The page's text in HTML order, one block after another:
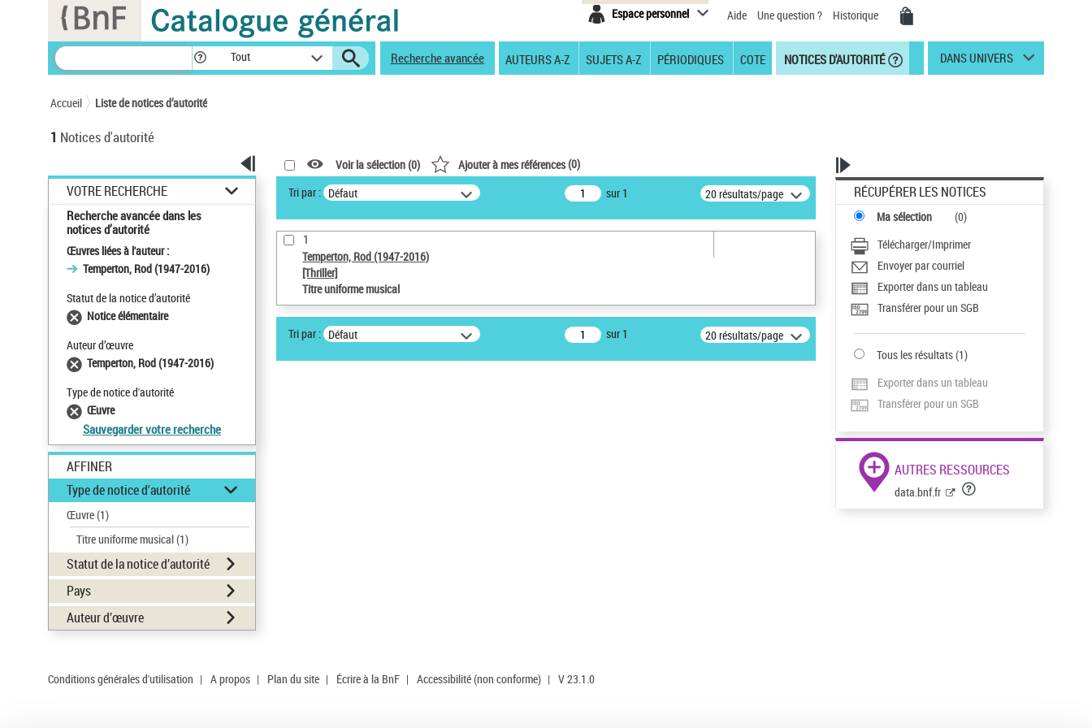
Espace personnel Aide Une question ? Historique
Tout Recherche avancée AUTEURS A-Z SUJETS A-Z PÉRIODIQUES COTE NOTICES D'AUTORITÉ DANS UNIVERS
Accueil Liste de notices d’autorité
1 Notices d'autorité
VOTRE RECHERCHE
Recherche avancée dans les
notices d’autorité
Œuvres liées à l'auteur :
Temperton, Rod (1947-2016)
Statut de la notice d’autorité
Notice élémentaire
Auteur d’œuvre
Temperton, Rod (1947-2016)
Type de notice d'autorité
Œuvre
Sauvegarder votre recherche
AFFINER
Type de notice d'autorité
Œuvre(1)
Titre uniforme musical(1)
Statut de la notice d’autorité
Pays
Auteur d’œuvre
Voir la sélection (0) Ajouter à mes références(0)
Tri par : Défaut sur 1 20 résultats/page
1
Temperton, Rod (1947-2016)
[Thriller]
Titre uniforme musical
Tri par : Défaut sur 1 20 résultats/page
RÉCUPÉRER LES NOTICES
Ma sélection (0)
Télécharger/Imprimer
Envoyer par courriel
Exporter dans un tableau
Transférer pour un SGB
Tous les résultats(1)
Exporter dans un tableau
Transférer pour un SGB
AUTRES RESSOURCES
data.bnf.fr
Conditions générales d'utilisation | A propos | Plan du site | Écrire à la BnF | Accessibilité (non conforme) | V 23.1.0
Panneau de gestion des cookies